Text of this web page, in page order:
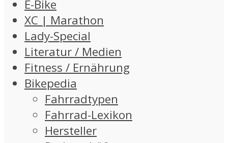
E-Bike
XC | Marathon
Lady-Special
Literatur / Medien
Fitness / Ernährung
Bikepedia
Fahrradtypen
Fahrrad-Lexikon
Hersteller